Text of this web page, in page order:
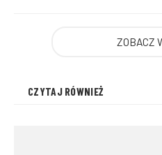
ZOBACZ
CZYTAJ RÓWNIEŻ